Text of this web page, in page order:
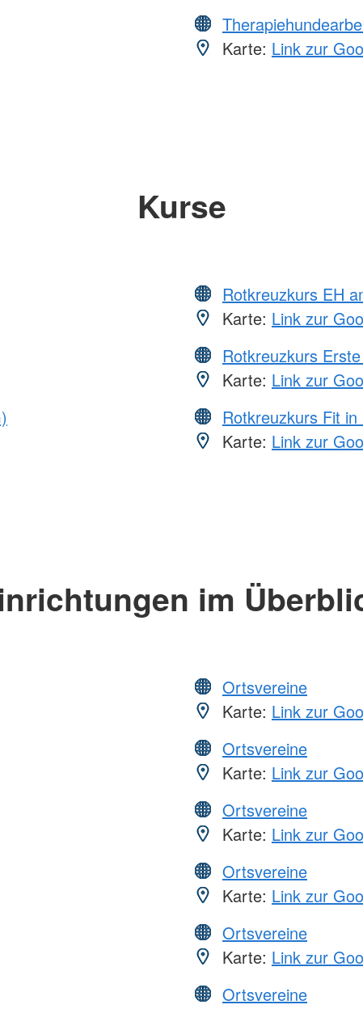
Karte: Link zur
Kurse
Rotkreuzkurs EH
Karte: Link zur
Rotkreuzkurs
Karte: Link zur
Rotkreuzkurs Fit in
Karte: Link zur
im
Ortsvereine
Karte: Link zur
Ortsvereine
Karte: Link zur
Ortsvereine
Karte: Link zur
Ortsvereine
Karte: Link zur
Ortsvereine
Karte: Link zur
Ortsvereine